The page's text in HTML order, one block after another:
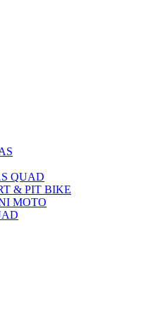
QUAD
& PIT BIKE
MOTO